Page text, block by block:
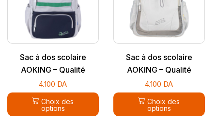
Sac à dos scolaire
AOKING – Qualité
supérieure
4.100 DA
Choix des
options
Sac à dos scolaire
AOKING – Qualité
supérieure
4.100 DA
Choix des
options